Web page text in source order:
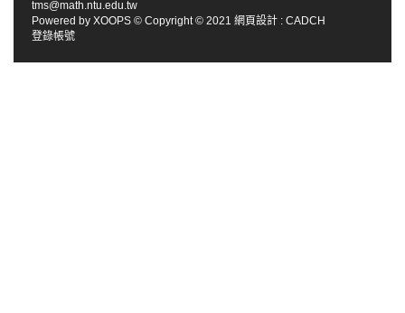
tms@math.ntu.edu.tw
Powered by XOOPS © Copyright © 2021 網頁設計 : CADCH
登錄帳號